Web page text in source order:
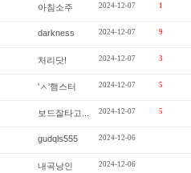
아침소주 2024-12-07 1
darkness 2024-12-07 9
처리닷! 2024-12-07 3
'ㅅ'햄스터 2024-12-07 5
보드잘타고... 2024-12-07 5
gudqls555 2024-12-06
내곡낭인 2024-12-06